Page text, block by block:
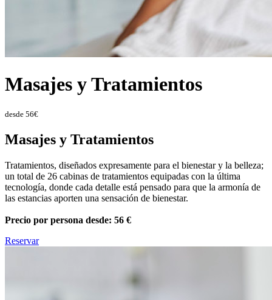
Masajes y Tratamientos
desde 56€
Masajes y Tratamientos
Tratamientos, diseñados expresamente para el bienestar y la belleza;
un total de 26 cabinas de tratamientos equipadas con la última
tecnología, donde cada detalle está pensado para que la armonía de
las estancias aporten una sensación de bienestar.
Precio por persona desde: 56 €
Reservar